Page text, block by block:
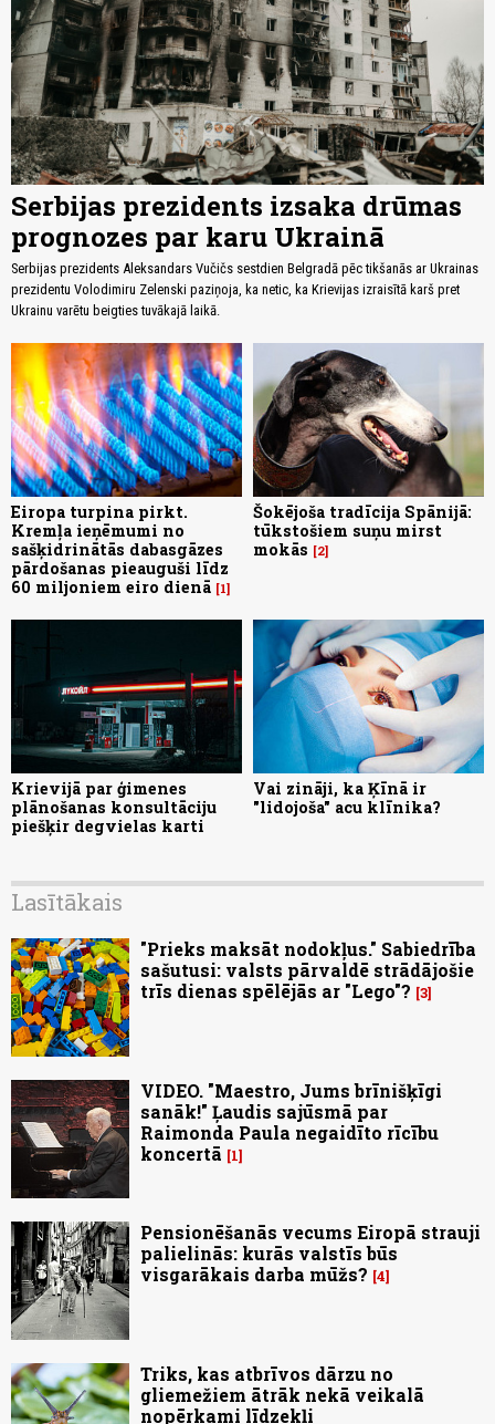
Serbijas prezidents izsaka drūmas
prognozes par karu Ukrainā
Serbijas prezidents Aleksandars Vučičs sestdien Belgradā pēc tikšanās ar Ukrainas
prezidentu Volodimiru Zelenski paziņoja, ka netic, ka Krievijas izraisītā karš pret
Ukrainu varētu beigties tuvākajā laikā.
Eiropa turpina pirkt.
Kremļa ieņēmumi no
sašķidrinātās dabasgāzes
pārdošanas pieauguši līdz
60 miljoniem eiro dienā 1
Šokējoša tradīcija Spānijā:
tūkstošiem suņu mirst
mokās
2
Krievijā par ģimenes
plānošanas konsultāciju
piešķir degvielas karti
Vai zināji, ka Ķīnā ir
"lidojoša" acu klīnika?
Lasītākais
"Prieks maksāt nodokļus." Sabiedrība
sašutusi: valsts pārvaldē strādājošie
trīs dienas spēlējās ar "Lego"? 3
VIDEO. "Maestro, Jums brīnišķīgi
sanāk!" Ļaudis sajūsmā par
Raimonda Paula negaidīto rīcību
koncertā
1
Pensionēšanās vecums Eiropā strauji
palielinās: kurās valstīs būs
visgarākais darba mūžs? 4
Triks, kas atbrīvos dārzu no
gliemežiem ātrāk nekā veikalā
nopērkami līdzekļi